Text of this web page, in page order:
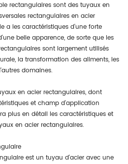
rectangulaires sont des tuyaux en
rectangulaires en acier
a les caractéristiques d'une forte
belle apparence, de sorte que les
sont largement utilisés
la transformation des aliments, les
domaines.
en acier rectangulaires, dont
et champ d'application
plus en détail les caractéristiques et
en acier rectangulaires.
est un tuyau d'acier avec une